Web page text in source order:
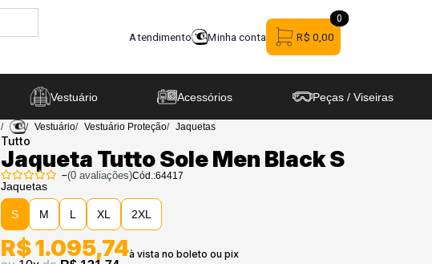
Atendimento Minha conta
0
0
R$ 0,00
Vestuário Acessórios Peças / Viseiras
Vestuário Vestuário Proteção Jaquetas
Tutto
Jaqueta Tutto Sole Men Black S
–(0avaliações)Cód.:64417
Jaquetas
S M L XL 2XL
R$ 1.095,74